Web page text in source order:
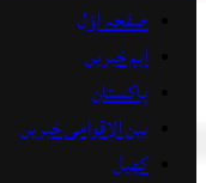
صفحہ اوّل
اہم خبریں
پاکستان
بین الاقوامی خبریں
کھیل